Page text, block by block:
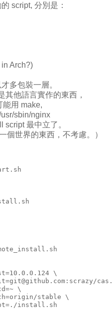
script, 分別是：
Arch?)
多包裝一層。
其他語言實作的東西，
能用 make,
sbin/nginx
最中立了。
個世界的東西，不考慮。）
\
\
stable \
install.sh